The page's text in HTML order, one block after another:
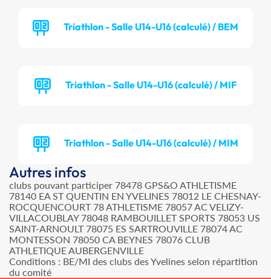
Triathlon - Salle U14-U16 (calculé) / BEM
Triathlon - Salle U14-U16 (calculé) / MIF
Triathlon - Salle U14-U16 (calculé) / MIM
Autres infos
clubs pouvant participer 78478 GPS&O ATHLETISME
78140 EA ST QUENTIN EN YVELINES 78012 LE CHESNAY-
ROCQUENCOURT 78 ATHLETISME 78057 AC VELIZY-
VILLACOUBLAY 78048 RAMBOUILLET SPORTS 78053 US
SAINT-ARNOULT 78075 ES SARTROUVILLE 78074 AC
MONTESSON 78050 CA BEYNES 78076 CLUB
ATHLETIQUE AUBERGENVILLE
Conditions : BE/MI des clubs des Yvelines selon répartition
du comité